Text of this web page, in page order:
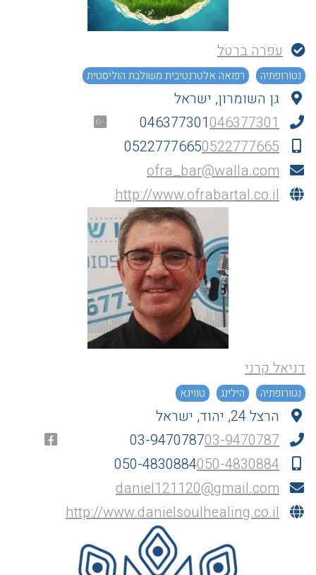
עפרה ברטל
נטורופתיה רפואה אלטרנטיבית משולבת הוליסטית
גן השומרון, ישראל
046377301046377301
05227776650522777665
ofra_bar@walla.com
http://www.ofrabartal.co.il
דניאל קרני
נטורופתיה הילינג טווינא
הרצל 24, יהוד, ישראל
03-947078703-9470787
050-4830884050-4830884
daniel121120@gmail.com
http://www.danielsoulhealing.co.il